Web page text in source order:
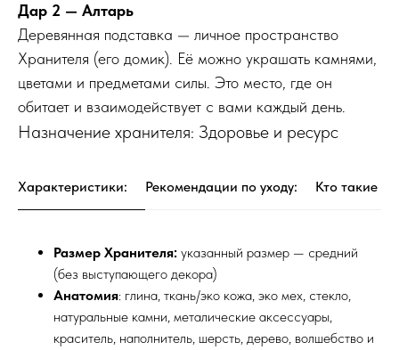
Дар 2 — Алтарь
Деревянная подставка — личное пространство
Хранителя (его домик). Её можно украшать камнями,
цветами и предметами силы. Это место, где он
обитает и взаимодействует с вами каждый день.
Назначение хранителя: Здоровье и ресурс
Характеристики: Рекомендации по уходу: Кто такие
Размер Хранителя: указанный размер — средний
(без выступающего декора)
Анатомия: глина, ткань/эко кожа, эко мех, стекло,
натуральные камни, металические аксессуары,
краситель, наполнитель, шерсть, дерево, волшебство и